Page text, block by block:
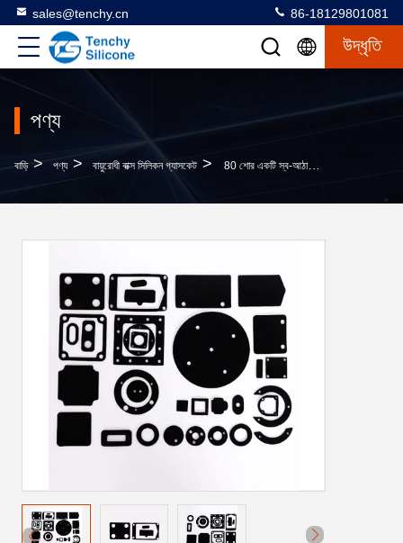
sales@tenchy.cn 86-18129801081
উদ্ধৃতি
পণ্য
বাড়ি > পণ্য > বায়ুরোধী বাক্স সিলিকন গ্যাসকেট > 80 শোর একটি স্ব-আঠালো রাবার সীল ডাই কাটা গ্যাসকেট চিকিৎসা সরঞ্জাম জন্য